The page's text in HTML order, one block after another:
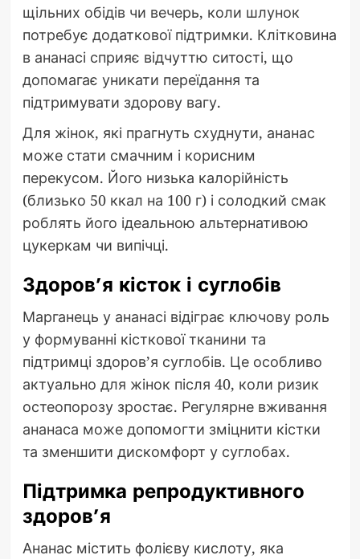
щільних обідів чи вечерь, коли шлунок
потребує додаткової підтримки. Клітковина
в ананасі сприяє відчуттю ситості, що
допомагає уникати переїдання та
підтримувати здорову вагу.
Для жінок, які прагнуть схуднути, ананас
може стати смачним і корисним
перекусом. Його низька калорійність
(близько 50 ккал на 100 г) і солодкий смак
роблять його ідеальною альтернативою
цукеркам чи випічці.
Здоров’я кісток і суглобів
Марганець у ананасі відіграє ключову роль
у формуванні кісткової тканини та
підтримці здоров’я суглобів. Це особливо
актуально для жінок після 40, коли ризик
остеопорозу зростає. Регулярне вживання
ананаса може допомогти зміцнити кістки
та зменшити дискомфорт у суглобах.
Підтримка репродуктивного
здоров’я
Ананас містить фолієву кислоту, яка